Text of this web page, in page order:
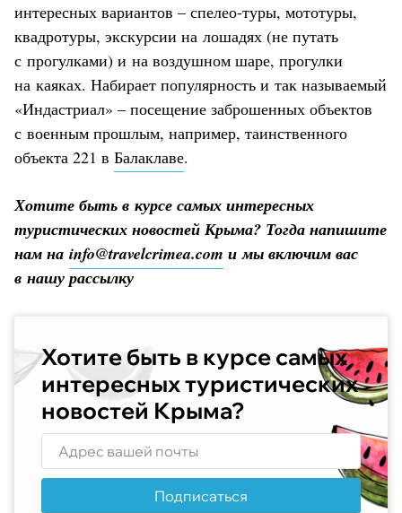
интересных вариантов – спелео-туры, мототуры,
квадротуры, экскурсии на лошадях (не путать
с прогулками) и на воздушном шаре, прогулки
на каяках. Набирает популярность и так называемый
«Индастриал» – посещение заброшенных объектов
с военным прошлым, например, таинственного
объекта 221 в Балаклаве.
Хотите быть в курсе самых интересных
туристических новостей Крыма? Тогда напишите
нам на info@travelcrimea.com и мы включим вас
в нашу рассылку
Хотите быть в курсе самых
интересных туристических
новостей Крыма?
Подписаться